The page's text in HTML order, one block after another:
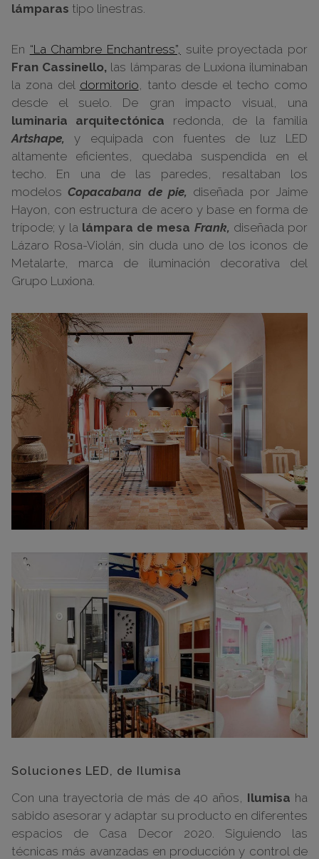
lámparas tipo linestras.
En “La Chambre Enchantress”, suite proyectada por
Fran Cassinello, las lámparas de Luxiona iluminaban
la zona del dormitorio , tanto desde el techo como
desde el suelo. De gran impacto visual, una
luminaria arquitectónica redonda, de la familia
Artshape, y equipada con fuentes de luz LED
altamente eficientes, quedaba suspendida en el
techo. En una de las paredes, resaltaban los
modelosCopacabana de pie, diseñada por Jaime
Hayon, con estructura de acero y base en forma de
trípode; y la lámpara de mesa Frank, diseñada por
Lázaro Rosa-Violán, sin duda uno de los iconos de
Metalarte, marca de iluminación decorativa del
Grupo Luxiona.
Soluciones LED, de Ilumisa
Con una trayectoria de más de 40 años, Ilumisa ha
sabido asesorar y adaptar su producto en diferentes
espacios de Casa Decor 2020. Siguiendo las
técnicas más avanzadas en producción y control de